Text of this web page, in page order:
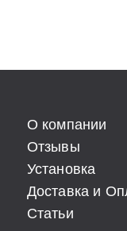
О компании
Отзывы
Установка
Доставка и
Статьи